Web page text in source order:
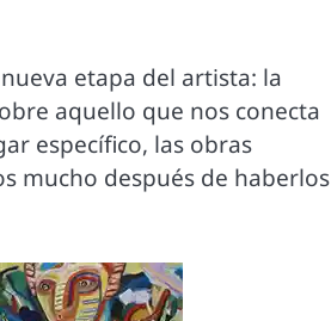
etapa del artista: la
aquello que nos conecta
específico, las obras
mucho después de haberlos